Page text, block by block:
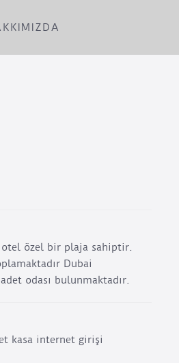
otel özel bir plaja sahiptir.
Dubai
odası bulunmaktadır.
kasa internet girişi